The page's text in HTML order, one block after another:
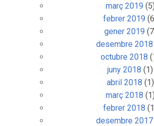
març 2019 (5)
febrer 2019
gener 2019
desembre 2018
octubre 2018
juny 2018 (1)
abril 2018 (1)
març 2018 (1)
febrer 2018
desembre 2017